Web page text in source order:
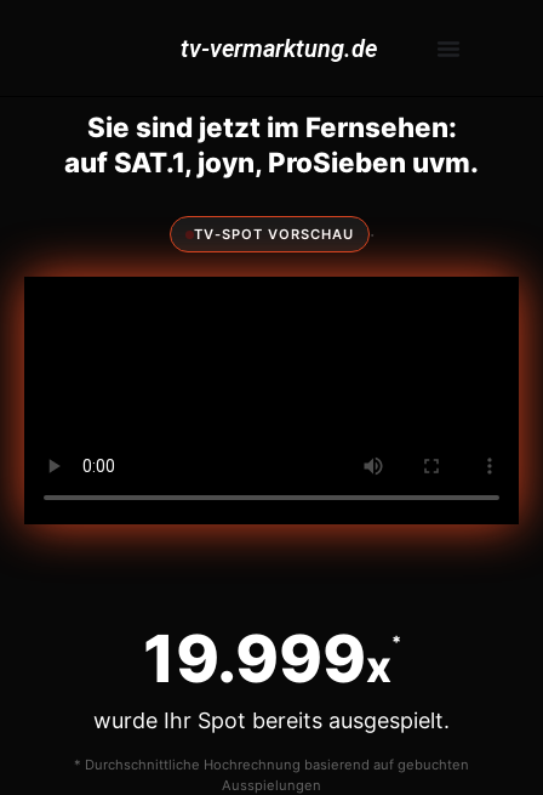
tv-vermarktung.de
Sie sind jetzt im Fernsehen:
auf SAT.1, joyn, ProSieben uvm.
TV-SPOT VORSCHAU ·
20.000x *
wurde Ihr Spot bereits ausgespielt.
* Durchschnittliche Hochrechnung basierend auf gebuchten
Ausspielungen